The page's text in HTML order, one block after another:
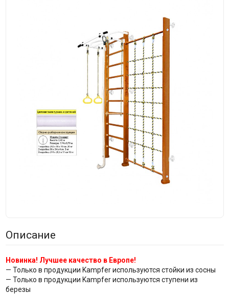
Описание
Новинка! Лучшее качество в Европе!
— Только в продукции Kampfer используются стойки из сосны
— Только в продукции Kampfer используются ступени из
березы